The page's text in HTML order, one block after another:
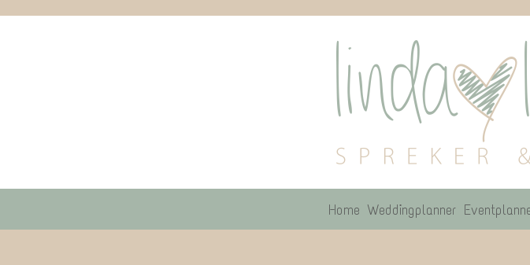
Home Weddingplanner